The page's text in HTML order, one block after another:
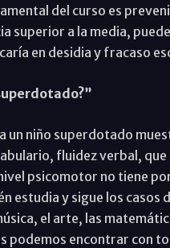
del curso es
superior a la media,
en desidia y fracaso
un niño superdotado
fluidez verbal,
psicomotor no tiene
estudia y sigue los casos
el arte, las
podemos encontrar con